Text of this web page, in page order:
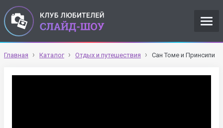
Главная Каталог Отдых и путешествия Сан Томе и Принсипи